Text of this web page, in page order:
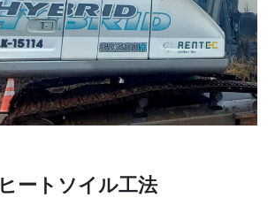
ヒートソイル工法